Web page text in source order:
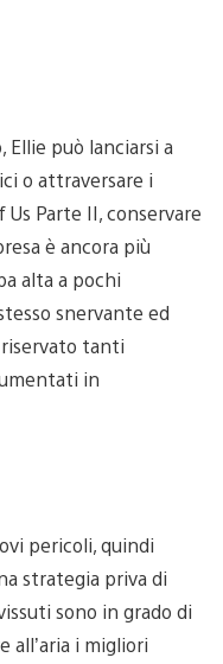
può lanciarsi a
o attraversare i
Parte II, conservare
è ancora più
alta a pochi
snervante ed
tanti
in
pericoli, quindi
strategia priva di
sono in grado di
all’aria i migliori